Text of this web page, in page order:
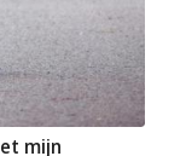
mijn